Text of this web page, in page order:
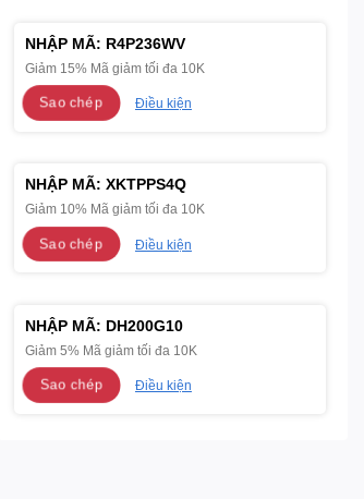
NHẬP MÃ: R4P236WV
Giảm 15% Mã giảm tối đa 10K
Sao chép Điều kiện
NHẬP MÃ: XKTPPS4Q
Giảm 10% Mã giảm tối đa 10K
Sao chép Điều kiện
NHẬP MÃ: DH200G10
Giảm 5% Mã giảm tối đa 10K
Sao chép Điều kiện